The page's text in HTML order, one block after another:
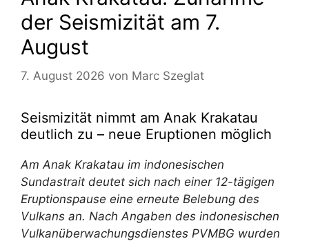
der Seismizität am 7.
August
7. August 2026 von Marc Szeglat
Seismizität nimmt am Anak Krakatau
deutlich zu – neue Eruptionen möglich
Am Anak Krakatau im indonesischen
Sundastrait deutet sich nach einer 12-tägigen
Eruptionspause eine erneute Belebung des
Vulkans an. Nach Angaben des indonesischen
Vulkanüberwachungsdienstes PVMBG wurden